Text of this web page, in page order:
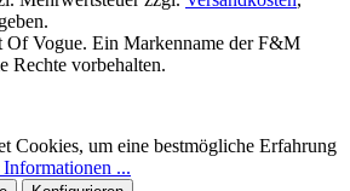
Vogue. Ein Markenname der F&M
Rechte vorbehalten.
Cookies, um eine bestmögliche Erfahrung
...